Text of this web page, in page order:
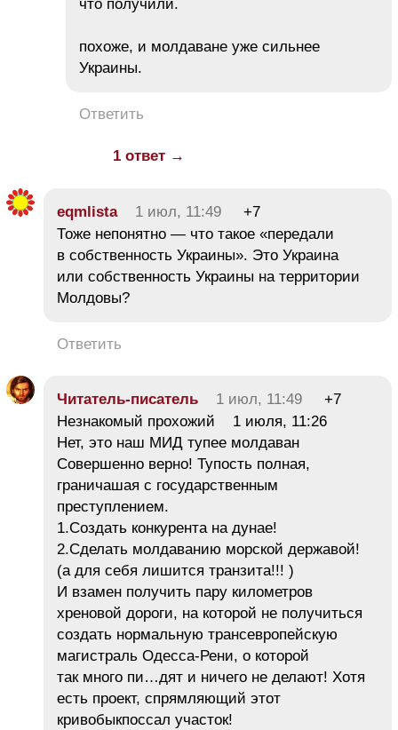
что получили.
похоже, и молдаване уже сильнее
Украины.
Ответить
1 ответ →
eqmlista 1 июл, 11:49
+7
Тоже непонятно — что такое «передали
в собственность Украины». Это Украина
или собственность Украины на территории
Молдовы?
Ответить
Читатель-писатель 1 июл, 11:49
+7
Незнакомый прохожий 1 июля, 11:26
Нет, это наш МИД тупее молдаван
Совершенно верно! Тупость полная,
граничашая с государственным
преступлением.
1.Создать конкурента на дунае!
2.Сделать молдаванию морской державой!
(а для себя лишится транзита!!! )
И взамен получить пару километров
хреновой дороги, на которой не получиться
создать нормальную трансевропейскую
магистраль Одесса-Рени, о которой
так много пи…дят и ничего не делают! Хотя
есть проект, спрямляющий этот
кривобыкпоссал участок!